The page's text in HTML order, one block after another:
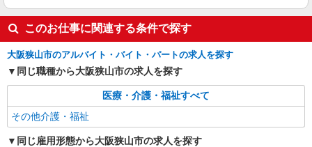
このお仕事に関連する条件で探す
大阪狭山市のアルバイト・バイト・パートの求人を探す
同じ職種から大阪狭山市の求人を探す
医療・介護・福祉すべて
その他介護・福祉
同じ雇用形態から大阪狭山市の求人を探す